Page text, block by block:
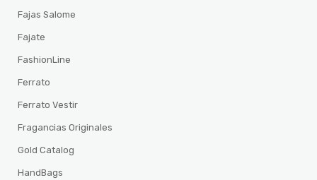
Fajas Salome
Fajate
FashionLine
Ferrato
Ferrato Vestir
Fragancias Originales
Gold Catalog
HandBags